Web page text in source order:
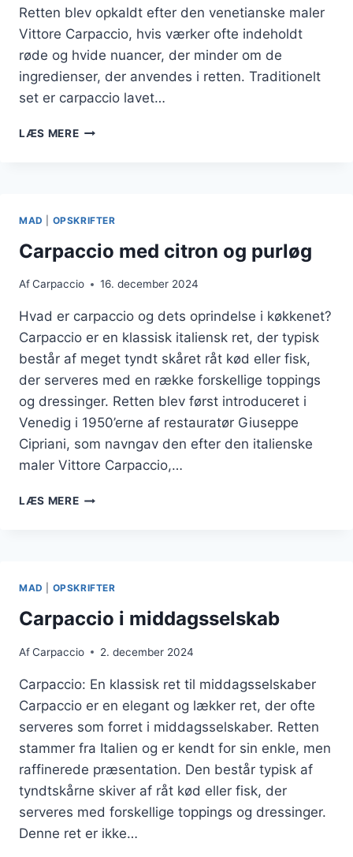
Retten blev opkaldt efter den venetianske maler
Vittore Carpaccio, hvis værker ofte indeholdt
røde og hvide nuancer, der minder om de
ingredienser, der anvendes i retten. Traditionelt
set er carpaccio lavet…
LÆS MERECARPACCIO
MAD OPSKRIFTER
Carpaccio med citron og purløg
AfCarpaccio 16. december 2024
Hvad er carpaccio og dets oprindelse i køkkenet?
Carpaccio er en klassisk italiensk ret, der typisk
består af meget tyndt skåret råt kød eller fisk,
der serveres med en række forskellige toppings
og dressinger. Retten blev først introduceret i
Venedig i 1950’erne af restauratør Giuseppe
Cipriani, som navngav den efter den italienske
maler Vittore Carpaccio,…
LÆS MERECARPACCIO
MAD OPSKRIFTER
Carpaccio i middagsselskab
AfCarpaccio 2. december 2024
Carpaccio: En klassisk ret til middagsselskaber
Carpaccio er en elegant og lækker ret, der ofte
serveres som forret i middagsselskaber. Retten
stammer fra Italien og er kendt for sin enkle, men
raffinerede præsentation. Den består typisk af
tyndtskårne skiver af råt kød eller fisk, der
serveres med forskellige toppings og dressinger.
Denne ret er ikke…